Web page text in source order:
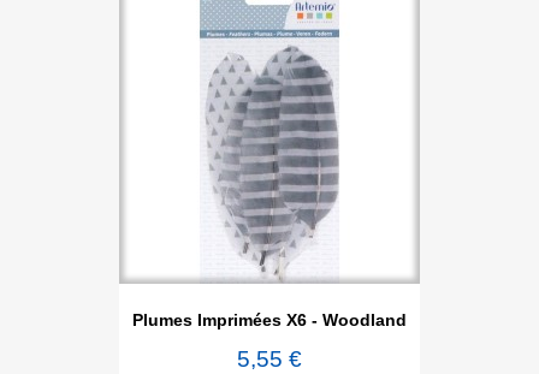
Plumes Imprimées X6 - Woodland
5,55 €